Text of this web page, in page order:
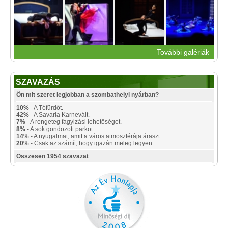
További galériák
SZAVAZÁS
Ön mit szeret legjobban a szombathelyi nyárban?
10% - A Tófürdőt.
42% - A Savaria Karnevált.
7% - A rengeteg fagyizási lehetőséget.
8% - A sok gondozott parkot.
14% - A nyugalmat, amit a város atmoszférája áraszt.
20% - Csak az számít, hogy igazán meleg legyen.
Összesen 1954 szavazat